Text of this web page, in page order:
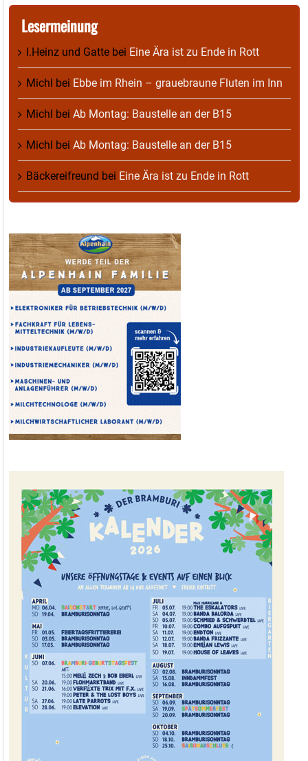
Lesermeinung
I.Heinz und Gatte bei Eine Ära ist zu Ende in Rott
Michl bei Ebbe im Rhein – grauebraune Fluten im Inn
Michl bei Ab Montag: Baustelle an der B15
Michl bei Ab Montag: Baustelle an der B15
Bäckereifreund bei Eine Ära ist zu Ende in Rott